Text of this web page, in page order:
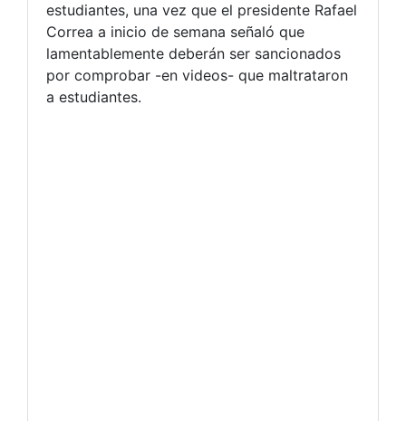
estudiantes, una vez que el presidente Rafael
Correa a inicio de semana señaló que
lamentablemente deberán ser sancionados
por comprobar -en videos- que maltrataron
a estudiantes.